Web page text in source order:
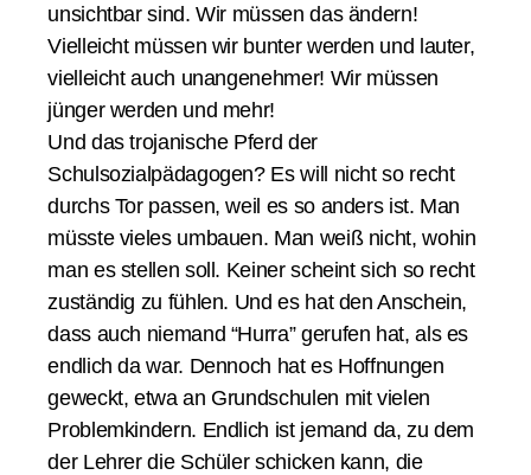
unsichtbar sind. Wir müssen das ändern!
Vielleicht müssen wir bunter werden und lauter,
vielleicht auch unangenehmer! Wir müssen
jünger werden und mehr!
Und das trojanische Pferd der
Schulsozialpädagogen? Es will nicht so recht
durchs Tor passen, weil es so anders ist. Man
müsste vieles umbauen. Man weiß nicht, wohin
man es stellen soll. Keiner scheint sich so recht
zuständig zu fühlen. Und es hat den Anschein,
dass auch niemand “Hurra” gerufen hat, als es
endlich da war. Dennoch hat es Hoffnungen
geweckt, etwa an Grundschulen mit vielen
Problemkindern. Endlich ist jemand da, zu dem
der Lehrer die Schüler schicken kann, die